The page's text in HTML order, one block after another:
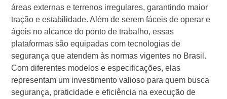
áreas externas e terrenos irregulares, garantindo maior
tração e estabilidade. Além de serem fáceis de operar e
ágeis no alcance do ponto de trabalho, essas
plataformas são equipadas com tecnologias de
segurança que atendem às normas vigentes no Brasil.
Com diferentes modelos e especificações, elas
representam um investimento valioso para quem busca
segurança, praticidade e eficiência na execução de